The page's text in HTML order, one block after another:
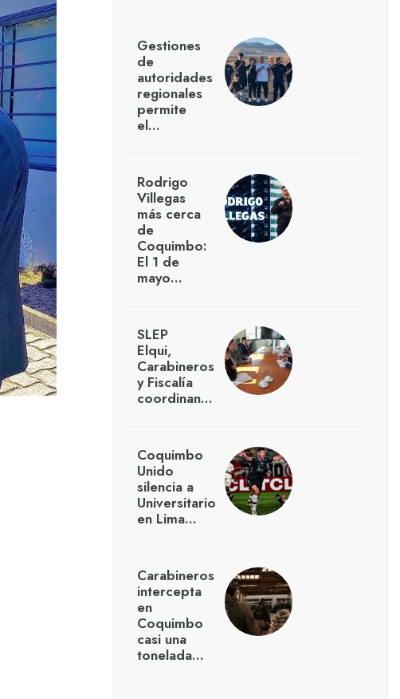
Gestiones
de
autoridades
regionales
permite
el…
Rodrigo
Villegas
más cerca
de
Coquimbo:
El 1 de
mayo…
SLEP
Elqui,
Carabineros
y Fiscalía
coordinan…
Coquimbo
Unido
silencia a
Universitario
en Lima…
Carabineros
intercepta
en
Coquimbo
casi una
tonelada…